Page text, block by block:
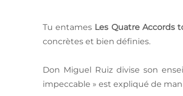
Tu entames Les Quatre Accords
concrètes et bien définies.
Don Miguel Ruiz divise son
impeccable » est expliqué de